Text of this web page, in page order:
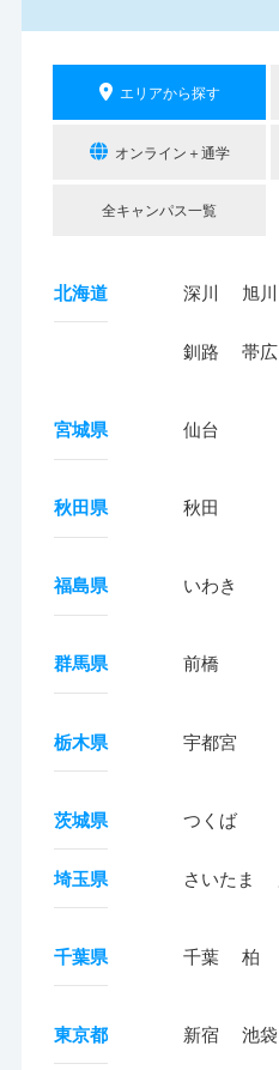
エリアから探す
オンライン＋通学
全キャンパス一覧
北海道 深川 旭川
釧路 帯広
宮城県 仙台
秋田県 秋田
福島県 いわき
群馬県 前橋
栃木県 宇都宮
茨城県 つくば
埼玉県 さいたま
千葉県 千葉 柏
東京都 新宿 池袋